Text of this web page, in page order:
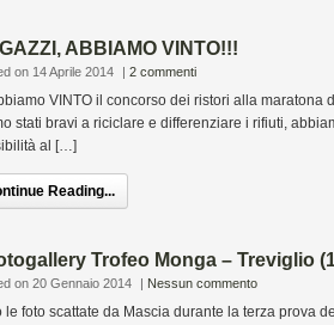
ABBIAMO VINTO!!!
on 14 Aprile 2014 | 2 commenti
VINTO il concorso dei ristori alla maratona
stati bravi a riciclare e differenziare i rifiuti,
al […]
Reading...
Trofeo Monga – Treviglio
on 20 Gennaio 2014 | Nessun commento
le foto scattate da Mascia durante la terza prova